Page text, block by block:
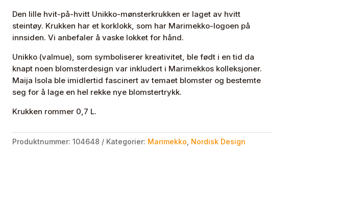
Den lille hvit-på-hvitt Unikko-mønsterkrukken er laget av hvitt
steintøy. Krukken har et korklokk, som har Marimekko-logoen på
innsiden. Vi anbefaler å vaske lokket for hånd.
Unikko (valmue), som symboliserer kreativitet, ble født i en tid da
knapt noen blomsterdesign var inkludert i Marimekkos kolleksjoner.
Maija Isola ble imidlertid fascinert av temaet blomster og bestemte
seg for å lage en hel rekke nye blomstertrykk.
Krukken rommer 0,7 L.
Produktnummer: 104648 Kategorier: Marimekko Nordisk Design